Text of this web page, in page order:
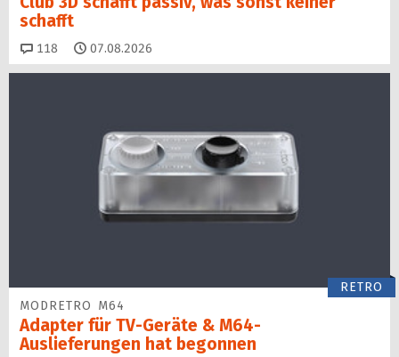
schafft
118 Kommentare
07.08.2026
RETRO
MODRETRO M64
Adapter für TV-Geräte & M64-
Auslieferungen hat begon­nen